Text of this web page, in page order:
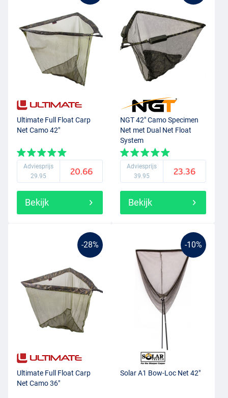
Ultimate Full Float Carp
Net Camo 42"
Adviesprijs
29.95
20.66
Bekijk
NGT 42" Camo Specimen
Net met Dual Net Float
System
Adviesprijs
39.95
23.36
Bekijk
-28%
Ultimate Full Float Carp
Net Camo 36"
-10%
Solar A1 Bow-Loc Net 42"